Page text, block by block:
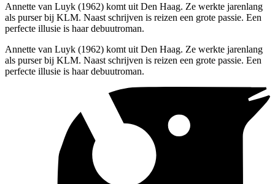
Annette van Luyk (1962) komt uit Den Haag. Ze werkte jarenlang
als purser bij KLM. Naast schrijven is reizen een grote passie. Een
perfecte illusie is haar debuutroman.
Annette van Luyk (1962) komt uit Den Haag. Ze werkte jarenlang
als purser bij KLM. Naast schrijven is reizen een grote passie. Een
perfecte illusie is haar debuutroman.